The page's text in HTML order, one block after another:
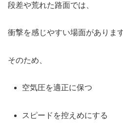
段差や荒れた路面では、
衝撃を感じやすい場面があります
そのため、
空気圧を適正に保つ
スピードを控えめにする